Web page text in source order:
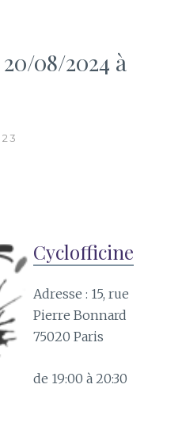
08/2024 à
Cyclofficine
Adresse : 15, rue
Pierre Bonnard
75020 Paris
de 19:00 à 20:30